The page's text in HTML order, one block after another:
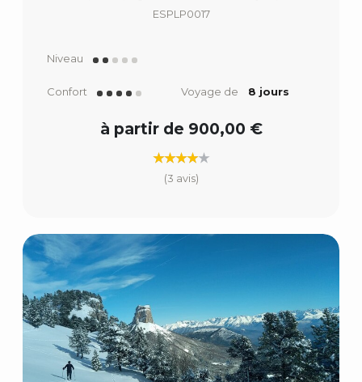
ESPLP0017
Niveau
Confort Voyage de 8 jours
à partir de 900,00 €
(3 avis)